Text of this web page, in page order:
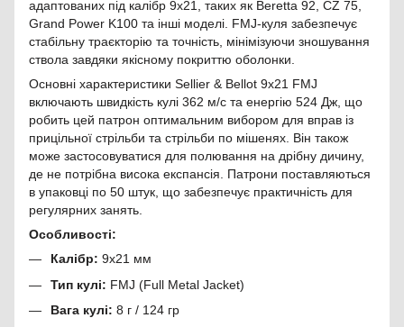
адаптованих під калібр 9x21, таких як Beretta 92, CZ 75,
Grand Power K100 та інші моделі. FMJ-куля забезпечує
стабільну траєкторію та точність, мінімізуючи зношування
ствола завдяки якісному покриттю оболонки.
Основні характеристики Sellier & Bellot 9x21 FMJ
включають швидкість кулі 362 м/с та енергію 524 Дж, що
робить цей патрон оптимальним вибором для вправ із
прицільної стрільби та стрільби по мішенях. Він також
може застосовуватися для полювання на дрібну дичину,
де не потрібна висока експансія. Патрони поставляються
в упаковці по 50 штук, що забезпечує практичність для
регулярних занять.
Особливості:
Калібр: 9x21 мм
Тип кулі: FMJ (Full Metal Jacket)
Вага кулі: 8 г / 124 гр